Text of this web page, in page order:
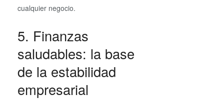
cualquier negocio.
5. Finanzas
saludables: la base
de la estabilidad
empresarial